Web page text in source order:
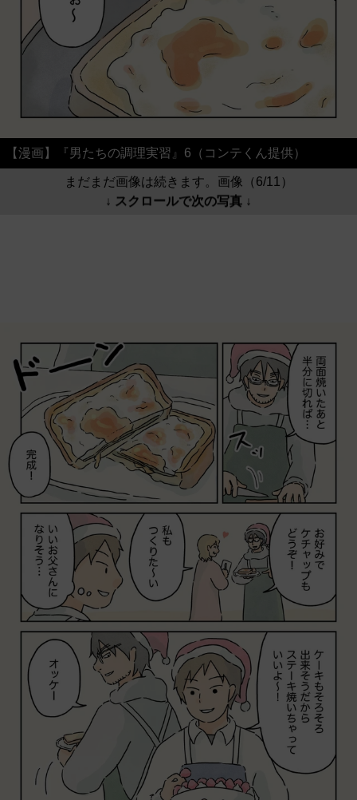
【漫画】『男たちの調理実習』6（コンテくん提供）
まだまだ画像は続きます。画像（6/11）
↓ スクロールで次の写真 ↓